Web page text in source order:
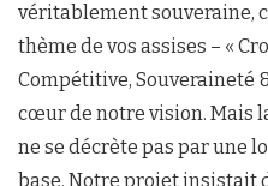
véritablement souveraine,
thème de vos assises – «
Compétitive, Souveraineté
cœur de notre vision. Mais
ne se décrète pas par une
base. Notre projet insistait